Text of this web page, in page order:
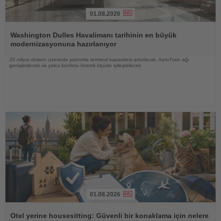
Oku
01.08.2026
Washington Dulles Havalimanı tarihinin en büyük
modernizasyonuna hazırlanıyor
20 milyar doların üzerinde yatırımla terminal kapasitesi artırılacak, AeroTrain ağı
genişletilecek ve yolcu konforu önemli ölçüde iyileştirilecek
Oku
01.08.2026
Otel yerine housesitting: Güvenli bir konaklama için nelere